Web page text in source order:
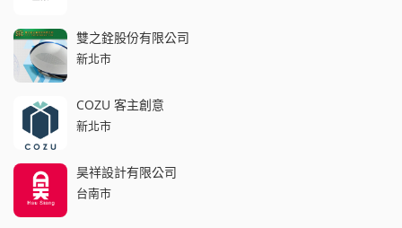
雙之銓股份有限公司
新北市
COZU 客主創意
新北市
昊祥設計有限公司
台南市